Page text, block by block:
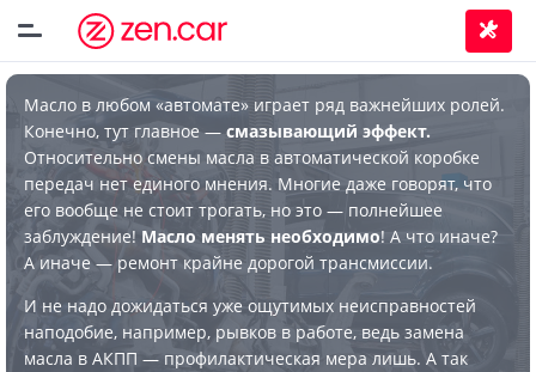
Масло в любом «автомате» играет ряд важнейших ролей.
Конечно, тут главное — смазывающий эффект.
Относительно смены масла в автоматической коробке
передач нет единого мнения. Многие даже говорят, что
его вообще не стоит трогать, но это — полнейшее
заблуждение! Масло менять необходимо! А что иначе?
А иначе — ремонт крайне дорогой трансмиссии.
И не надо дожидаться уже ощутимых неисправностей
наподобие, например, рывков в работе, ведь замена
масла в АКПП — профилактическая мера лишь. А так